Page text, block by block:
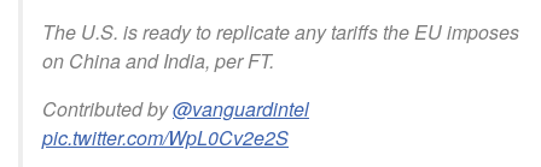
The U.S. is ready to replicate any tariffs the EU imposes
on China and India, per FT.
Contributed by@vanguardintel
pic.twitter.com/WpL0Cv2e2S